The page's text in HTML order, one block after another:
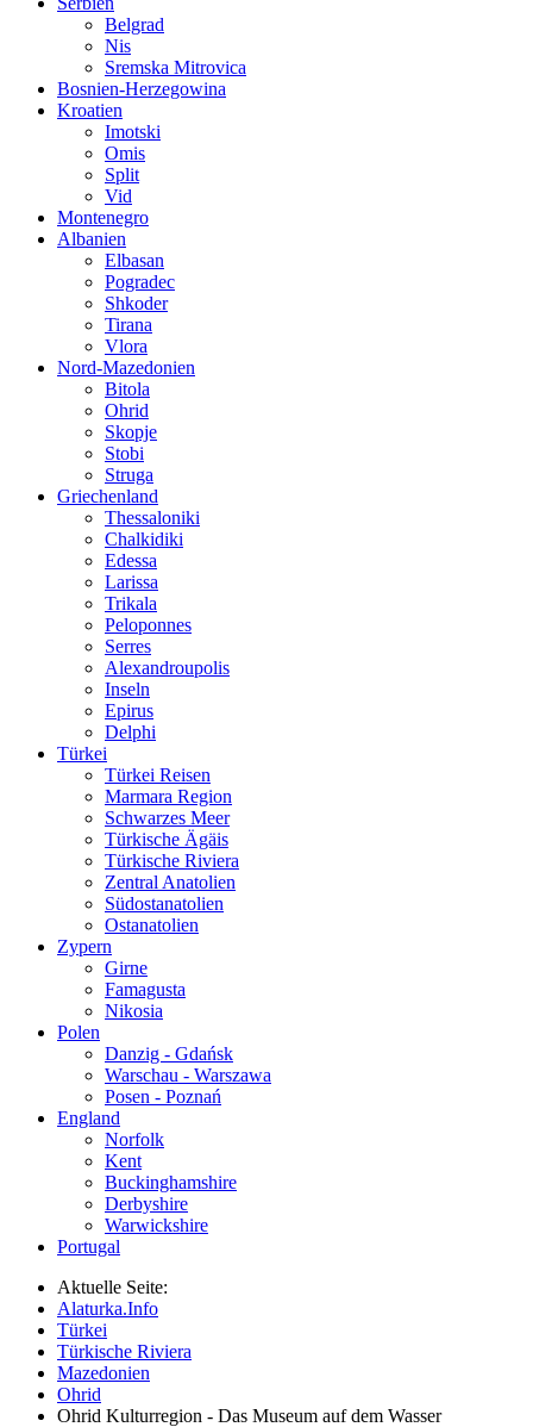
Belgrad
Nis
Sremska Mitrovica
Bosnien-Herzegowina
Kroatien
Imotski
Omis
Split
Vid
Montenegro
Albanien
Elbasan
Pogradec
Shkoder
Tirana
Vlora
Nord-Mazedonien
Bitola
Ohrid
Skopje
Stobi
Struga
Griechenland
Thessaloniki
Chalkidiki
Edessa
Larissa
Trikala
Peloponnes
Serres
Alexandroupolis
Inseln
Epirus
Delphi
Türkei
Türkei Reisen
Marmara Region
Schwarzes Meer
Türkische Ägäis
Türkische Riviera
Zentral Anatolien
Südostanatolien
Ostanatolien
Zypern
Girne
Famagusta
Nikosia
Polen
Danzig - Gdańsk
Warschau - Warszawa
Posen - Poznań
England
Norfolk
Kent
Buckinghamshire
Derbyshire
Warwickshire
Portugal
Aktuelle Seite:
Alaturka.Info
Türkei
Türkische Riviera
Mazedonien
Ohrid
Ohrid Kulturregion - Das Museum auf dem Wasser